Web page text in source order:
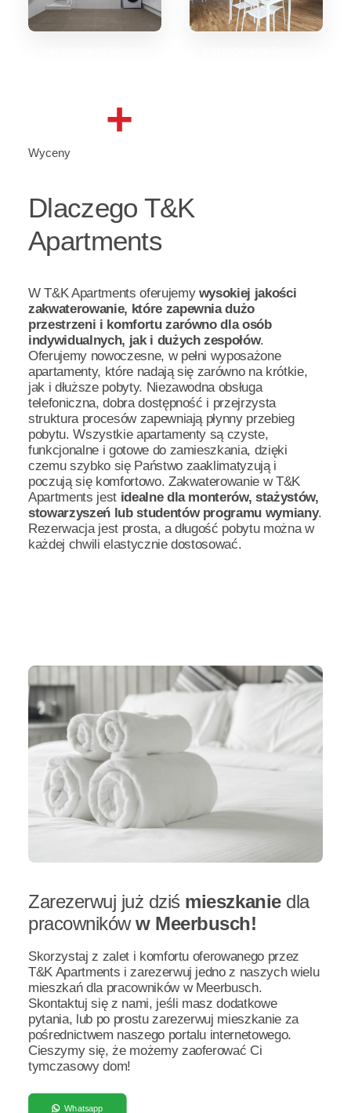
+
Wyceny
Dlaczego T&K
Apartments
W T&K Apartments oferujemy wysokiej jakości
zakwaterowanie, które zapewnia dużo
przestrzeni i komfortu zarówno dla osób
indywidualnych, jak i dużych zespołów.
Oferujemy nowoczesne, w pełni wyposażone
apartamenty, które nadają się zarówno na krótkie,
jak i dłuższe pobyty. Niezawodna obsługa
telefoniczna, dobra dostępność i przejrzysta
struktura procesów zapewniają płynny przebieg
pobytu. Wszystkie apartamenty są czyste,
funkcjonalne i gotowe do zamieszkania, dzięki
czemu szybko się Państwo zaaklimatyzują i
poczują się komfortowo. Zakwaterowanie w T&K
Apartments jest idealne dla monterów, stażystów,
stowarzyszeń lub studentów programu wymiany.
Rezerwacja jest prosta, a długość pobytu można w
każdej chwili elastycznie dostosować.
Zarezerwuj już dziś mieszkaniedla
pracownikóww Meerbusch!
Skorzystaj z zalet i komfortu oferowanego przez
T&K Apartments i zarezerwuj jedno z naszych wielu
mieszkań dla pracowników w Meerbusch.
Skontaktuj się z nami, jeśli masz dodatkowe
pytania, lub po prostu zarezerwuj mieszkanie za
pośrednictwem naszego portalu internetowego.
Cieszymy się, że możemy zaoferować Ci
tymczasowy dom!
Whatsapp